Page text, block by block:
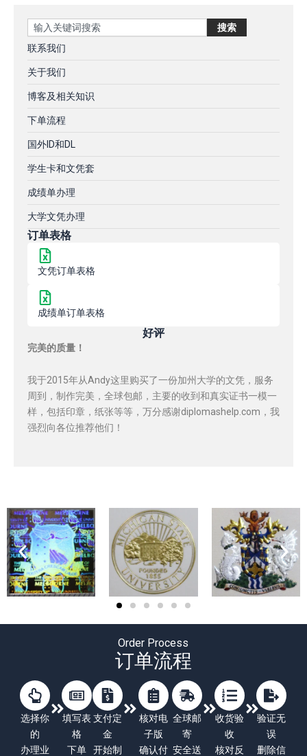
Search 搜索
联系我们
关于我们
博客及相关知识
下单流程
国外ID和DL
学生卡和文凭套
成绩单办理
大学文凭办理
订单表格
文凭订单表格
成绩单订单表格
好评
完美的质量！
我于2015年从Andy这里购买了一份加州大学的文凭，服务
周到，制作完美，全球包邮，主要的收到和真实证书一模一
样，包括印章，纸张等等，万分感谢diplomashelp.com，我
强烈向各位推荐他们！
Order Process
订单流程
选择你
的
办理业
填写表
格
下单
支付定
金
开始制
核对电
子版
确认付
全球邮
寄
安全送
收货验
收
核对反
验证无
误
删除信